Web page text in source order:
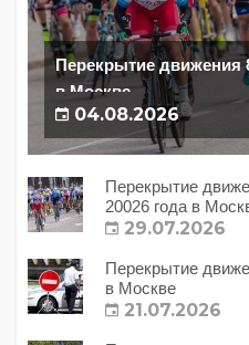
Перекрытие движения
в Москве
04.08.2026
Перекрытие
20026 года в
29.07.2026
Перекрытие
в Москве
21.07.2026